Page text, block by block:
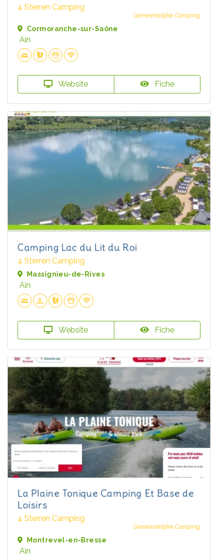
4 Sterren Camping
Gemeentelijke Camping
Cormoranche-sur-Saône
Ain
Website Fiche
Camping Lac du Lit du Roi
4 Sterren Camping
Massignieu-de-Rives
Ain
Website Fiche
La Plaine Tonique Camping Et Base de
Loisirs
4 Sterren Camping
Gemeentelijke Camping
Montrevel-en-Bresse
Ain